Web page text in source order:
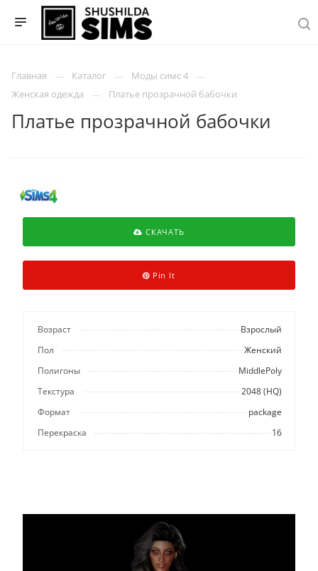
Главная Каталог
Моды симс 4
Женская одежда
Платье прозрачной бабочки
Платье прозрачной бабочки
СКАЧАТЬ
Pin It
Возраст
Взрослый
Пол
Женский
Полигоны
MiddlePoly
Текстура
2048 (HQ)
Формат
package
Перекраска
16